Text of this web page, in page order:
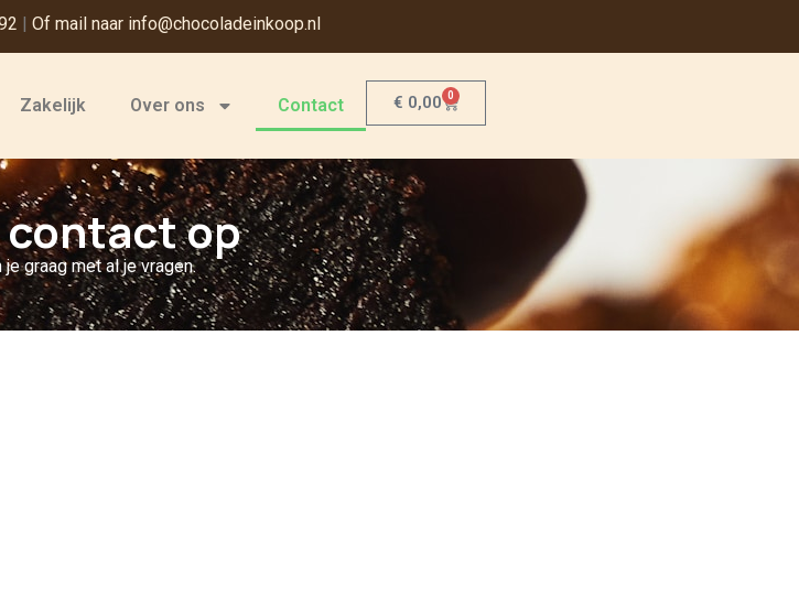
| Of mail naar info@chocoladeinkoop.nl
Zakelijk Over ons Contact € 0,00 0
contact op
je graag met al je vragen.